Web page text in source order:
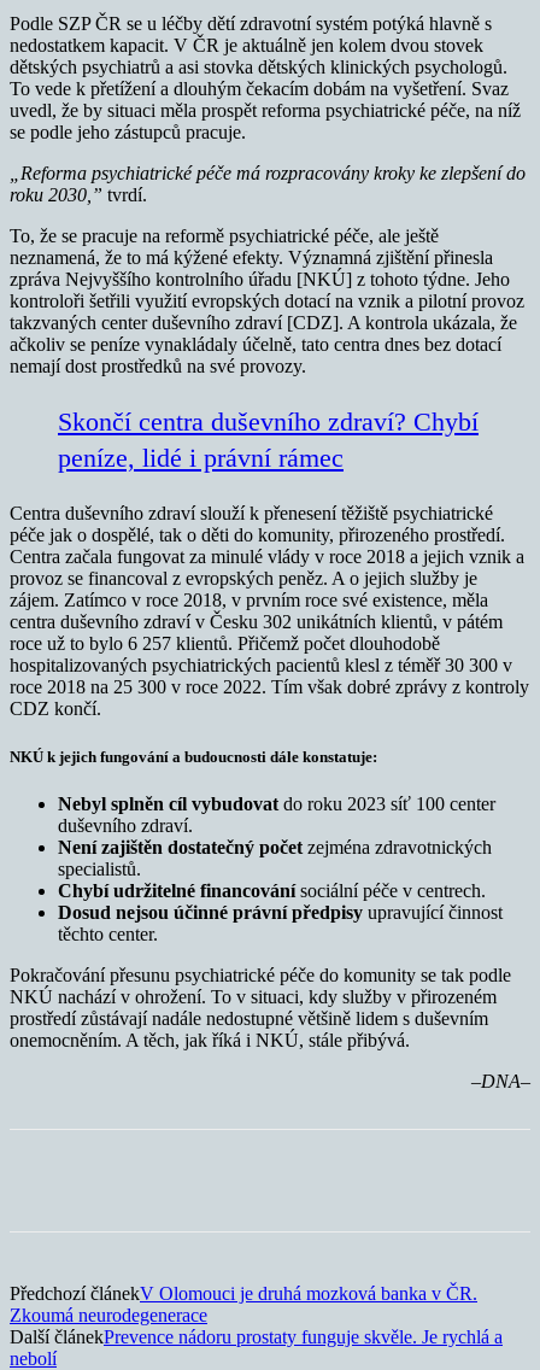
Podle SZP ČR se u léčby dětí zdravotní systém potýká hlavně s
nedostatkem kapacit. V ČR je aktuálně jen kolem dvou stovek
dětských psychiatrů a asi stovka dětských klinických psychologů.
To vede k přetížení a dlouhým čekacím dobám na vyšetření. Svaz
uvedl, že by situaci měla prospět reforma psychiatrické péče, na níž
se podle jeho zástupců pracuje.
„Reforma psychiatrické péče má rozpracovány kroky ke zlepšení do
roku 2030,” tvrdí.
To, že se pracuje na reformě psychiatrické péče, ale ještě
neznamená, že to má kýžené efekty. Významná zjištění přinesla
zpráva Nejvyššího kontrolního úřadu [NKÚ] z tohoto týdne. Jeho
kontroloři šetřili využití evropských dotací na vznik a pilotní provoz
takzvaných center duševního zdraví [CDZ]. A kontrola ukázala, že
ačkoliv se peníze vynakládaly účelně, tato centra dnes bez dotací
nemají dost prostředků na své provozy.
Skončí centra duševního zdraví? Chybí
peníze, lidé i právní rámec
Centra duševního zdraví slouží k přenesení těžiště psychiatrické
péče jak o dospělé, tak o děti do komunity, přirozeného prostředí.
Centra začala fungovat za minulé vlády v roce 2018 a jejich vznik a
provoz se financoval z evropských peněz. A o jejich služby je
zájem. Zatímco v roce 2018, v prvním roce své existence, měla
centra duševního zdraví v Česku 302 unikátních klientů, v pátém
roce už to bylo 6 257 klientů. Přičemž počet dlouhodobě
hospitalizovaných psychiatrických pacientů klesl z téměř 30 300 v
roce 2018 na 25 300 v roce 2022. Tím však dobré zprávy z kontroly
CDZ končí.
NKÚ k jejich fungování a budoucnosti dále konstatuje:
Nebyl splněn cíl vybudovat do roku 2023 síť 100 center
duševního zdraví.
Není zajištěn dostatečný počet zejména zdravotnických
specialistů.
Chybí udržitelné financovánísociální péče v centrech.
Dosud nejsou účinné právní předpisy upravující činnost
těchto center.
Pokračování přesunu psychiatrické péče do komunity se tak podle
NKÚ nachází v ohrožení. To v situaci, kdy služby v přirozeném
prostředí zůstávají nadále nedostupné většině lidem s duševním
onemocněním. A těch, jak říká i NKÚ, stále přibývá.
–DNA–
Předchozí článekV Olomouci je druhá mozková banka v ČR.
Zkoumá neurodegenerace
Další článekPrevence nádoru prostaty funguje skvěle. Je rychlá a
nebolí